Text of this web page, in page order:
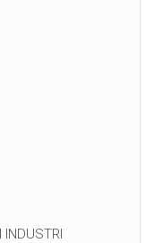
INDUSTRI